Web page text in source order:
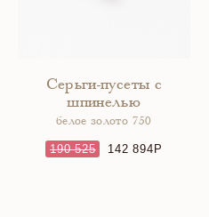
Серьги-пусеты с
шпинелью
белое золото 750
190 525 142 894